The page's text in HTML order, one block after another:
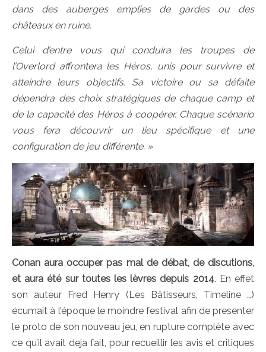
dans des auberges emplies de gardes ou des
châteaux en ruine.
Celui d’entre vous qui conduira les troupes de
l’Overlord affrontera les Héros, unis pour survivre et
atteindre leurs objectifs. Sa victoire ou sa défaite
dépendra des choix stratégiques de chaque camp et
de la capacité des Héros à coopérer. Chaque scénario
vous fera découvrir un lieu spécifique et une
configuration de jeu différente. »
Conan aura occuper pas mal de débat, de discutions,
et aura été sur toutes les lèvres depuis 2014. En effet
son auteur Fred Henry (Les Bâtisseurs, Timeline …)
écumait à l’époque le moindre festival afin de presenter
le proto de son nouveau jeu, en rupture complète avec
ce qu’il avait deja fait, pour recueillir les avis et critiques